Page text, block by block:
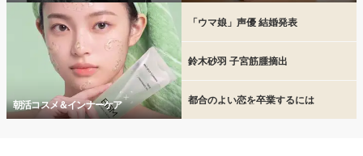
朝活コスメ＆インナーケア
「ウマ娘」声優 結婚発表
鈴木砂羽 子宮筋腫摘出
都合のよい恋を卒業するには